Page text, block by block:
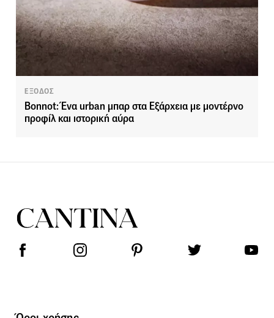
ΕΞΟΔΟΣ
Bonnot: Ένα urban μπαρ στα Εξάρχεια με μοντέρνο
προφίλ και ιστορική αύρα